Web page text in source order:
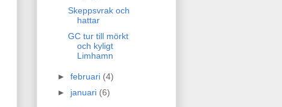
Skeppsvrak och
hattar
GC tur till mörkt
och kyligt
Limhamn
► februari (4)
► januari (6)